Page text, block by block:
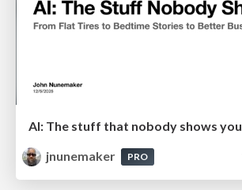
AI: The stuff that nobody shows you
jnunemaker
PRO